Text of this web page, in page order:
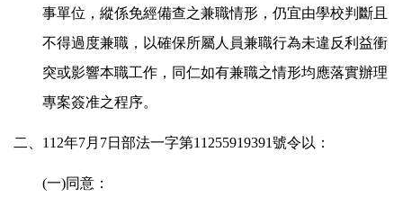
事單位，縱係免經備查之兼職情形，仍宜由學校判斷且
不得過度兼職，以確保所屬人員兼職行為未違反利益衝
突或影響本職工作，同仁如有兼職之情形均應落實辦理
專案簽准之程序。
二、112年7月7日部法一字第11255919391號令以：
(一)同意：